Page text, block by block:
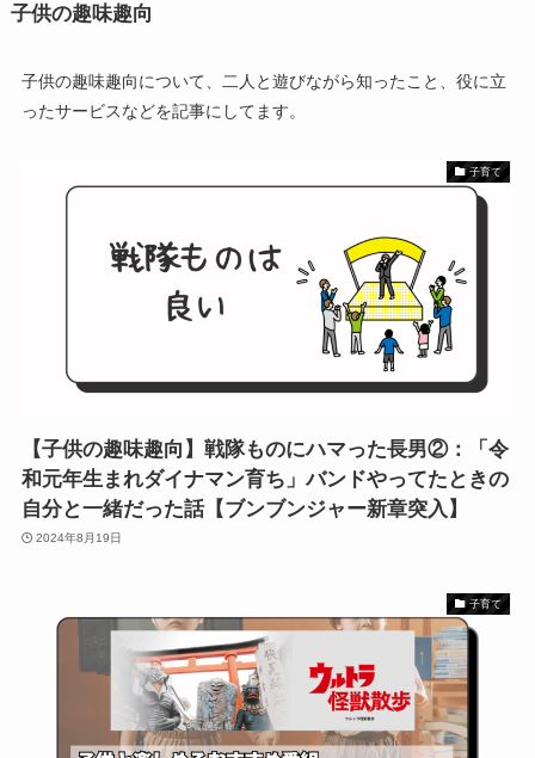
子供の趣味趣向
子供の趣味趣向について、二人と遊びながら知ったこと、役に立
ったサービスなどを記事にしてます。
子育て
【子供の趣味趣向】戦隊ものにハマった長男②：「令
和元年生まれダイナマン育ち」バンドやってたときの
自分と一緒だった話【ブンブンジャー新章突入】
2024年8月19日
子育て